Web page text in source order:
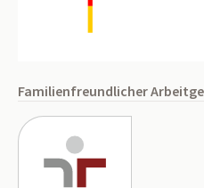
Familienfreundlicher